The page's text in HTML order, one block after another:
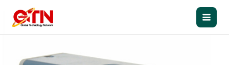
Main